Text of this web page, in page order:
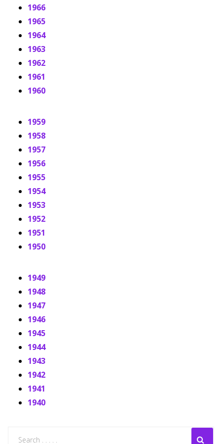
1966
1965
1964
1963
1962
1961
1960
1959
1958
1957
1956
1955
1954
1953
1952
1951
1950
1949
1948
1947
1946
1945
1944
1943
1942
1941
1940